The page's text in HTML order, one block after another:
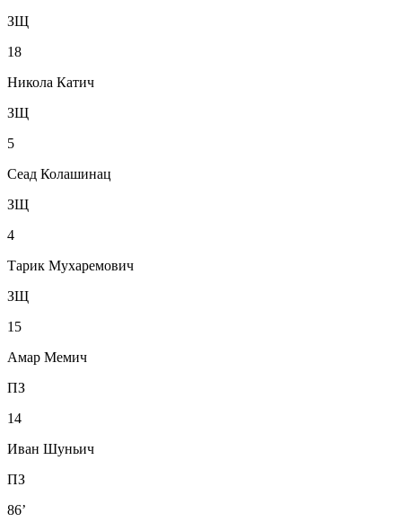
ЗЩ
18
Никола Катич
ЗЩ
5
Сеад Колашинац
ЗЩ
4
Тарик Мухаремович
ЗЩ
15
Амар Мемич
ПЗ
14
Иван Шуньич
ПЗ
86’